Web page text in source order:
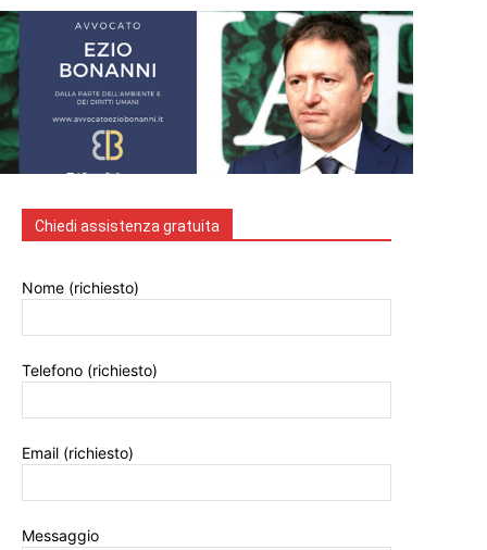
Chiedi assistenza gratuita
Nome (richiesto)
Telefono (richiesto)
Email (richiesto)
Messaggio